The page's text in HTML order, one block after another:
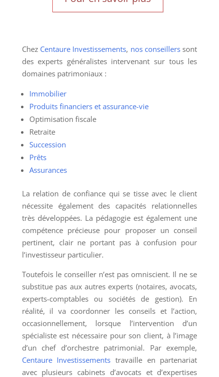
Chez Centaure Investissements, nos conseillerssont
des experts généralistes intervenant sur tous les
domaines patrimoniaux :
Immobilier
Produits financiers et assurance-vie
Optimisation fiscale
Retraite
Succession
Prêts
Assurances
La relation de confiance qui se tisse avec le client
nécessite également des capacités relationnelles
très développées. La pédagogie est également une
compétence précieuse pour proposer un conseil
pertinent, clair ne portant pas à confusion pour
l’investisseur particulier.
Toutefois le conseiller n’est pas omniscient. Il ne se
substitue pas aux autres experts (notaires, avocats,
experts-comptables ou sociétés de gestion). En
réalité, il va coordonner les conseils et l’action,
occasionnellement, lorsque l’intervention d’un
spécialiste est nécessaire pour son client, à l’image
d’un chef d’orchestre patrimonial. Par exemple,
Centaure Investissements travaille en partenariat
avec plusieurs cabinets d’avocats et d’expertises